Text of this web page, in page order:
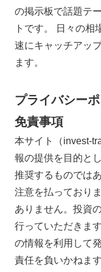
の掲示板で話題テ
トです。 日々の相
速にキャッチアッ
ます。
プライバシー
免責事項
本サイト（invest-
報の提供を目的と
推奨するものでは
注意を払っており
ありません。投資
行っていただきま
の情報を利用して
責任を負いかねます